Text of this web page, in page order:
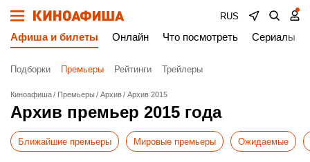
RUS
Афиша и билеты Онлайн Что посмотреть Сериалы
Подборки Премьеры Рейтинги Трейлеры
Киноафиша Премьеры Архив Архив 2015
Архив премьер 2015 года
Ближайшие премьеры Мировые премьеры Ожидаемые